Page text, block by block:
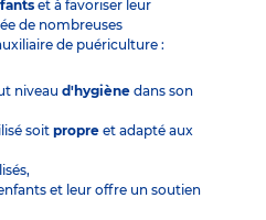
et à favoriser leur
de nombreuses
de puériculture :
niveau d'hygiène dans son
soit propre et adapté aux
et leur offre un soutien